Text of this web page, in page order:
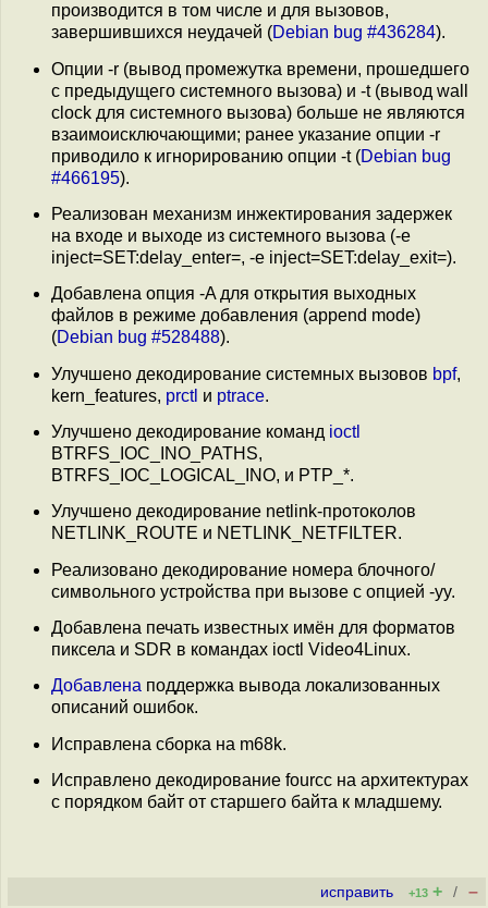
производится в том числе и для вызовов,
завершившихся неудачей (Debian bug #436284).
Опции -r (вывод промежутка времени, прошедшего
с предыдущего системного вызова) и -t (вывод wall
clock для системного вызова) больше не являются
взаимоисключающими; ранее указание опции -r
приводило к игнорированию опции -t (Debian bug
#466195).
Реализован механизм инжектирования задержек
на входе и выходе из системного вызова (-e
inject=SET:delay_enter=, -e inject=SET:delay_exit=).
Добавлена опция -A для открытия выходных
файлов в режиме добавления (append mode)
(Debian bug #528488).
Улучшено декодирование системных вызовов bpf,
kern_features, prctl и ptrace.
Улучшено декодирование команд ioctl
BTRFS_IOC_INO_PATHS,
BTRFS_IOC_LOGICAL_INO, и PTP_*.
Улучшено декодирование netlink-протоколов
NETLINK_ROUTE и NETLINK_NETFILTER.
Реализовано декодирование номера блочного/
символьного устройства при вызове с опцией -yy.
Добавлена печать известных имён для форматов
пиксела и SDR в командах ioctl Video4Linux.
Добавлена поддержка вывода локализованных
описаний ошибок.
Исправлена сборка на m68k.
Исправлено декодирование fourcc на архитектурах
с порядком байт от старшего байта к младшему.
исправить +13 + / –